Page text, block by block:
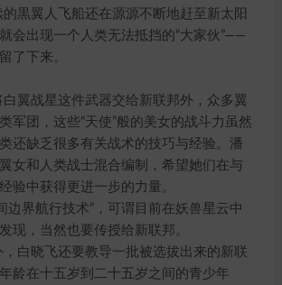
翼人飞船还在源源不断地赶至新太阳
会出现一个人类无法抵挡的“大家伙”——
了下来。
战星这件武器交给新联邦外，众多翼
军团，这些“天使”般的美女的战斗力虽然
还缺乏很多有关战术的技巧与经验。潘
女和人类战士混合编制，希望她们在与
验中获得更进一步的力量。
界航行技术”，可谓目前在妖兽星云中
现，当然也要传授给新联邦。
晓飞还要教导一批被选拔出来的新联
龄在十五岁到二十五岁之间的青少年